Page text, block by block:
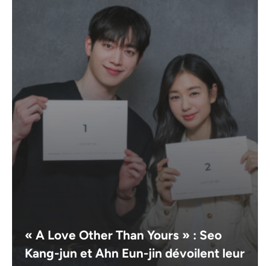
« A Love Other Than Yours » : Seo
Kang-jun et Ahn Eun-jin dévoilent leur